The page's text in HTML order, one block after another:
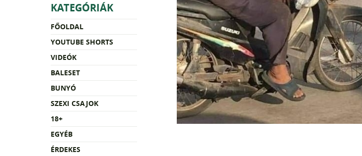
KATEGÓRIÁK
FŐOLDAL
YOUTUBE SHORTS
VIDEÓK
BALESET
BUNYÓ
SZEXI CSAJOK
18+
EGYÉB
ÉRDEKES